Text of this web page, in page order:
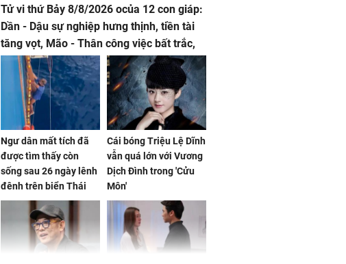
Tử vi thứ Bảy 8/8/2026 ocủa 12 con giáp:
Dần - Dậu sự nghiệp hưng thịnh, tiền tài
tăng vọt, Mão - Thân công việc bất trắc,
tiền mất tật mang
Ngư dân mất tích đã
được tìm thấy còn
sống sau 26 ngày lênh
đênh trên biển Thái
Bình Dương
Cái bóng Triệu Lệ Dĩnh
vẫn quá lớn với Vương
Dịch Đình trong 'Cửu
Môn'